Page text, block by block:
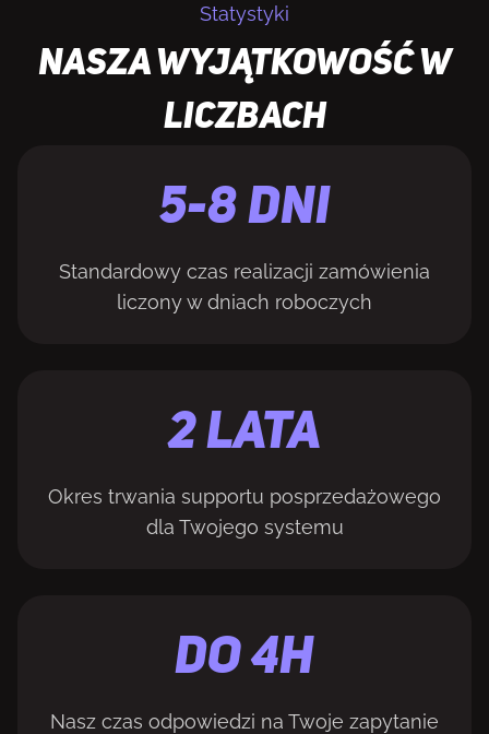
Statystyki
NASZA WYJĄTKOWOŚĆ W
LICZBACH
5-8 DNI
Standardowy czas realizacji zamówienia
liczony w dniach roboczych
2 LATA
Okres trwania supportu posprzedażowego
dla Twojego systemu
Do 4H
Nasz czas odpowiedzi na Twoje zapytanie